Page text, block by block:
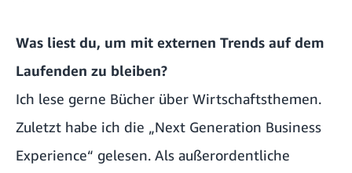
Was liest du, um mit externen Trends auf dem
Laufenden zu bleiben?
Ich lese gerne Bücher über Wirtschaftsthemen.
Zuletzt habe ich die „Next Generation Business
Experience“ gelesen. Als außerordentliche